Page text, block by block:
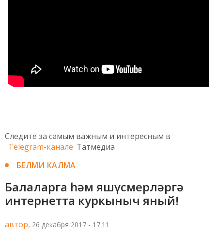
Следите за самым важным и интересным в
Telegram-канале Татмедиа
БЕЛМИ КАЛМА
Балаларга һәм яшүсмерләргә
интернетта куркыныч яный!
автор, 26 декабря 2017 - 17:11